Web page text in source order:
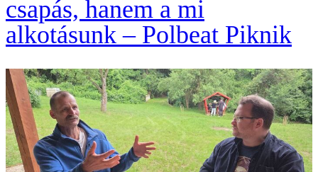
csapás, hanem a mi
alkotásunk – Polbeat Piknik